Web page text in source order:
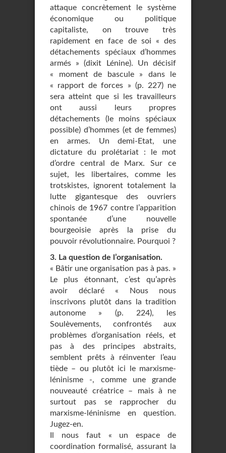
attaque concrètement le système
économique ou politique
capitaliste, on trouve très
rapidement en face de soi « des
détachements spéciaux d’hommes
armés » (dixit Lénine). Un décisif
« moment de bascule » dans le
« rapport de forces » (p. 227) ne
sera atteint que si les travailleurs
ont aussi leurs propres
détachements (le moins spéciaux
possible) d’hommes (et de femmes)
en armes. Un demi-Etat, une
dictature du prolétariat : le mot
d’ordre central de Marx. Sur ce
sujet, les libertaires, comme les
trotskistes, ignorent totalement la
lutte gigantesque des ouvriers
chinois de 1967 contre l’apparition
spontanée d’une nouvelle
bourgeoisie après la prise du
pouvoir révolutionnaire. Pourquoi ?
3. La question de l’organisation.
« Bâtir une organisation pas à pas. »
Le plus étonnant, c’est qu’après
avoir déclaré « Nous nous
inscrivons plutôt dans la tradition
autonome » (p. 224), les
Soulèvements, confrontés aux
problèmes d’organisation réels, et
pas à des principes abstraits,
semblent prêts à réinventer l’eau
tiède – ou plutôt ici le marxisme-
léninisme -, comme une grande
nouveauté créatrice – mais à ne
surtout pas se rapprocher du
marxisme-léninisme en question.
Jugez-en.
Il nous faut « un espace de
coordination formalisé, assurant la